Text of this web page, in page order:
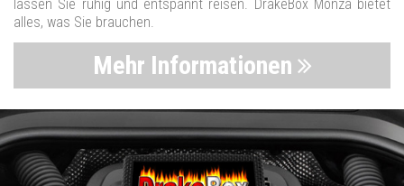
lassen Sie ruhig und entspannt reisen. DrakeBox Monza bietet
alles, was Sie brauchen.
Mehr Informationen